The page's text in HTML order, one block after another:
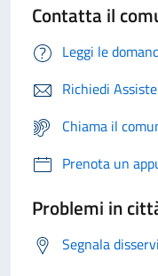
Contatta il
Leggi le
Richiedi
Chiama il
Prenota un
Problemi in
Segnala